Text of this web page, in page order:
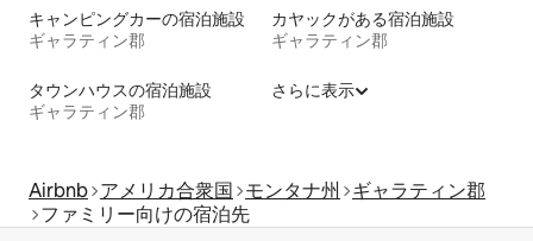
キャンピングカーの宿泊施設
ギャラティン郡
カヤックがある宿泊施設
ギャラティン郡
タウンハウスの宿泊施設
ギャラティン郡
さらに表示
Airbnb アメリカ合衆国 モンタナ州
ギャラティン郡
ファミリー向けの宿泊先